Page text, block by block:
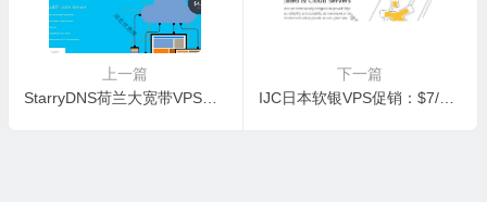
上一篇
StarryDNS荷兰大宽带VPS促销活动 月付低至4.5美元
下一篇
IJC日本软银VPS促销：$7/月享2核2G及800G流量